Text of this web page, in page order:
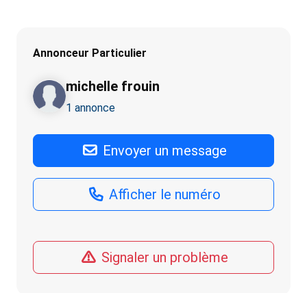
Annonceur Particulier
michelle frouin
1 annonce
Envoyer un message
Afficher le numéro
Signaler un problème